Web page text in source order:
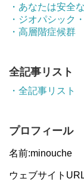
・あなたは安全
・ジオパシック
・高層階症候群
全記事リスト
・全記事リスト
プロフィール
名前:minouche
ウェブサイト